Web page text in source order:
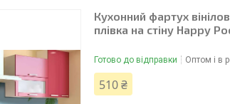
Кухонний фартух
плівка на стіну Happy
Готово до відправки Оптом і в
510 ₴